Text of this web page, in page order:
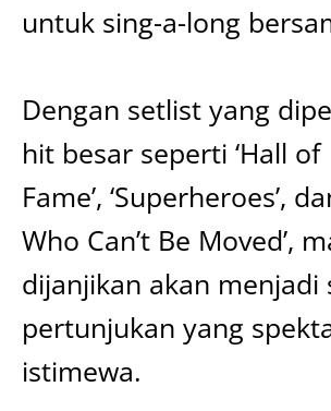
untuk sing-a-long
Dengan setlist yang
hit besar seperti ‘Hall of
Fame’, ‘Superheroes’,
Who Can’t Be Moved’,
dijanjikan akan menjadi
pertunjukan yang
istimewa.